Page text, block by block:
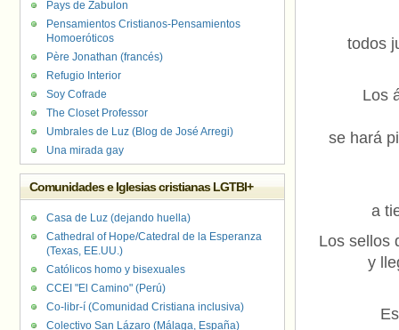
todos
Los
se hará
a
Los sellos
y
Pays de Zabulon
Pensamientos Cristianos-Pensamientos
Homoeróticos
Père Jonathan (francés)
Refugio Interior
Soy Cofrade
The Closet Professor
Umbrales de Luz (Blog de José Arregi)
Una mirada gay
Comunidades e Iglesias cristianas LGTBI+
Casa de Luz (dejando huella)
Cathedral of Hope/Catedral de la Esperanza
(Texas, EE.UU.)
Católicos homo y bisexuales
CCEI "El Camino" (Perú)
Co-libr-í (Comunidad Cristiana inclusiva)
Colectivo San Lázaro (Málaga, España)